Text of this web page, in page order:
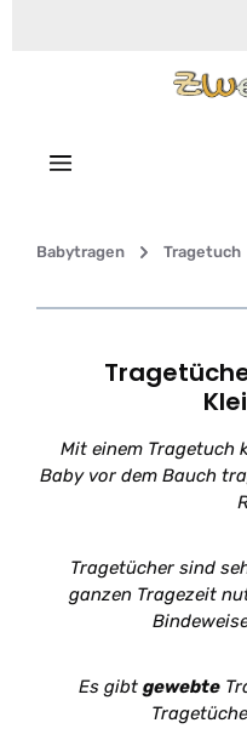
Babytragen Tragetuch
Mit einem Tragetuch
Baby vor dem Bauch
Tragetücher sind
ganzen Tragezeit
Es gibt gewebte